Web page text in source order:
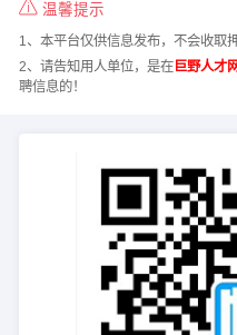
温馨提示
1、本平台仅供信息发布，不会收取
2、请告知用人单位，是在巨野人才
聘信息的！